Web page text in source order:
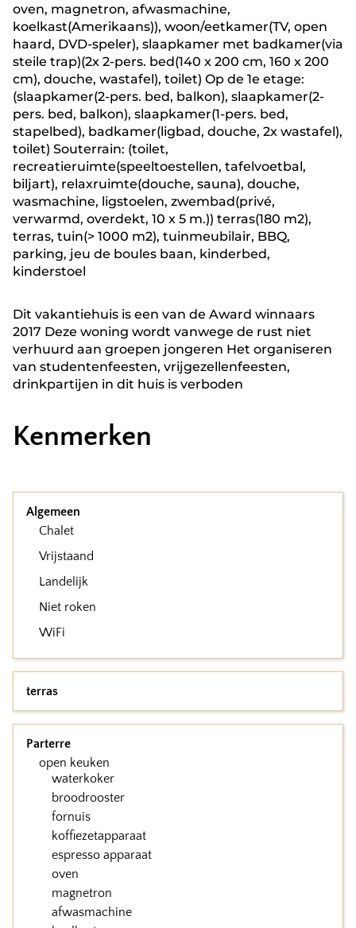
oven, magnetron, afwasmachine,
koelkast(Amerikaans)), woon/eetkamer(TV, open
haard, DVD-speler), slaapkamer met badkamer(via
steile trap)(2x 2-pers. bed(140 x 200 cm, 160 x 200
cm), douche, wastafel), toilet) Op de 1e etage:
(slaapkamer(2-pers. bed, balkon), slaapkamer(2-
pers. bed, balkon), slaapkamer(1-pers. bed,
stapelbed), badkamer(ligbad, douche, 2x wastafel),
toilet) Souterrain: (toilet,
recreatieruimte(speeltoestellen, tafelvoetbal,
biljart), relaxruimte(douche, sauna), douche,
wasmachine, ligstoelen, zwembad(privé,
verwarmd, overdekt, 10 x 5 m.)) terras(180 m2),
terras, tuin(> 1000 m2), tuinmeubilair, BBQ,
parking, jeu de boules baan, kinderbed,
kinderstoel
Dit vakantiehuis is een van de Award winnaars
2017 Deze woning wordt vanwege de rust niet
verhuurd aan groepen jongeren Het organiseren
van studentenfeesten, vrijgezellenfeesten,
drinkpartijen in dit huis is verboden
Kenmerken
Algemeen
Chalet
Vrijstaand
Landelijk
Niet roken
WiFi
terras
Parterre
open keuken
waterkoker
broodrooster
fornuis
koffiezetapparaat
espresso apparaat
oven
magnetron
afwasmachine